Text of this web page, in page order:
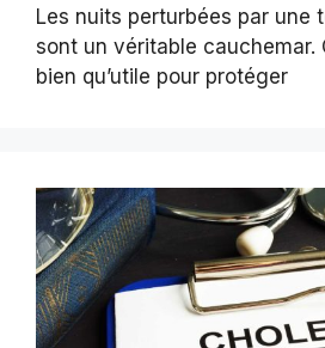
Les nuits perturbées par une
sont un véritable cauchemar.
bien qu’utile pour protéger